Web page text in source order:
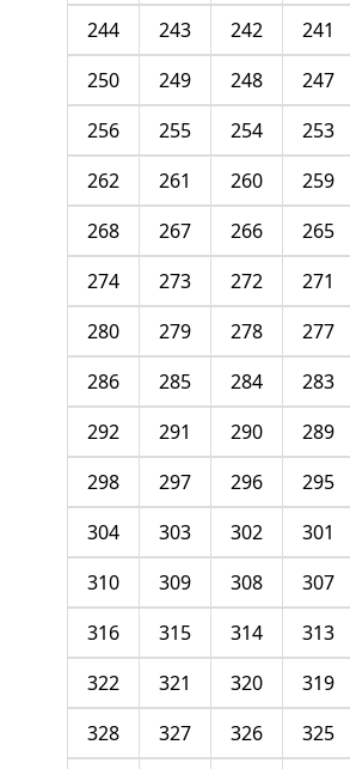
241
242
243
244
247
248
249
250
253
254
255
256
259
260
261
262
265
266
267
268
271
272
273
274
277
278
279
280
283
284
285
286
289
290
291
292
295
296
297
298
301
302
303
304
307
308
309
310
313
314
315
316
319
320
321
322
325
326
327
328